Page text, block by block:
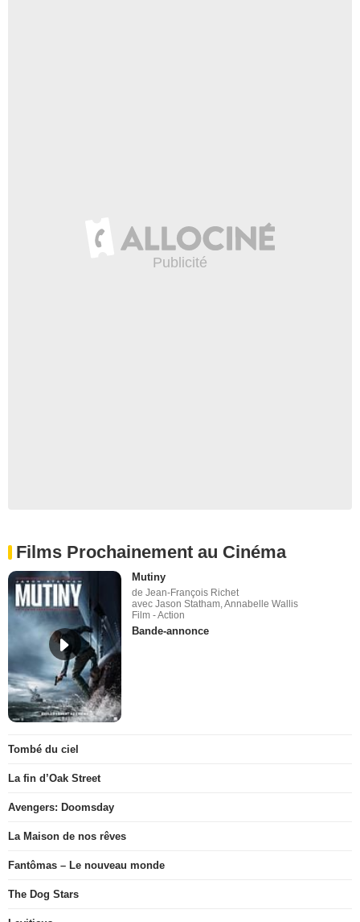
Films Prochainement au Cinéma
Mutiny
de Jean-François Richet
avec Jason Statham, Annabelle Wallis
Film - Action
Bande-annonce
Tombé du ciel
La fin d’Oak Street
Avengers: Doomsday
La Maison de nos rêves
Fantômas – Le nouveau monde
The Dog Stars